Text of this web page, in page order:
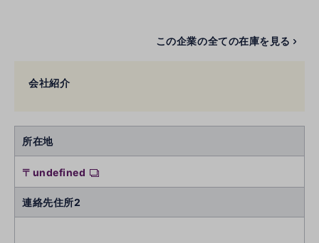
この企業の全ての在庫を見る
会社紹介
所在地
〒undefined
連絡先住所2